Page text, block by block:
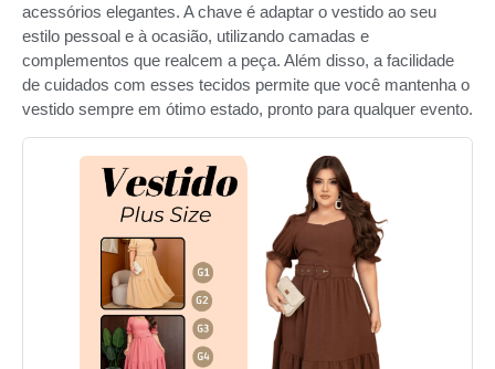
acessórios elegantes. A chave é adaptar o vestido ao seu
estilo pessoal e à ocasião, utilizando camadas e
complementos que realcem a peça. Além disso, a facilidade
de cuidados com esses tecidos permite que você mantenha o
vestido sempre em ótimo estado, pronto para qualquer evento.